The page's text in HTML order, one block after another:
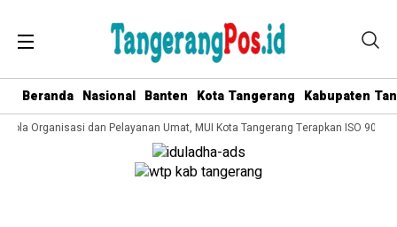
Beranda Nasional Banten Kota Tangerang Kabupaten
Organisasi dan Pelayanan Umat, MUI Kota Tangerang Terapkan ISO